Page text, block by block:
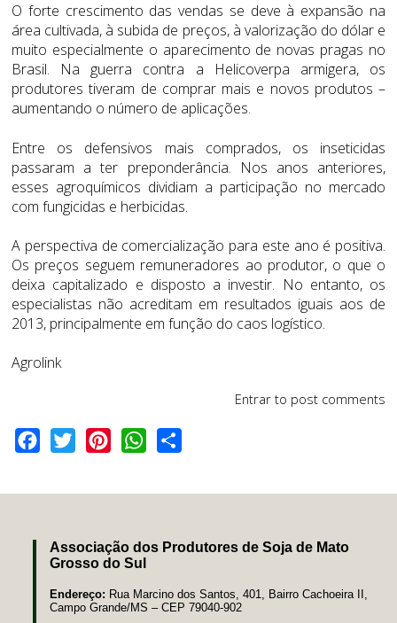
O forte crescimento das vendas se deve à expansão na
área cultivada, à subida de preços, à valorização do dólar e
muito especialmente o aparecimento de novas pragas no
Brasil. Na guerra contra a Helicoverpa armigera, os
produtores tiveram de comprar mais e novos produtos –
aumentando o número de aplicações.
Entre os defensivos mais comprados, os inseticidas
passaram a ter preponderância. Nos anos anteriores,
esses agroquímicos dividiam a participação no mercado
com fungicidas e herbicidas.
A perspectiva de comercialização para este ano é positiva.
Os preços seguem remuneradores ao produtor, o que o
deixa capitalizado e disposto a investir. No entanto, os
especialistas não acreditam em resultados iguais aos de
2013, principalmente em função do caos logístico.
Agrolink
Entrar to post comments
Facebook
Twitter PinterestWhatsApp
Associação dos Produtores de Soja de Mato
Grosso do Sul
Endereço: Rua Marcino dos Santos, 401, Bairro Cachoeira II,
Campo Grande/MS – CEP 79040-902